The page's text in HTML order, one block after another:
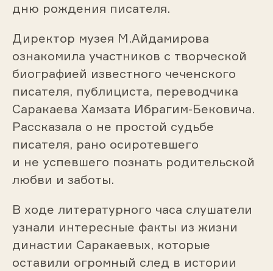
дню рождения писателя.
Директор музея М.Айдамирова
ознакомила участников с творческой
биографией известного чеченского
писателя, публициста, переводчика
Саракаева Хамзата Ибрагим-Бековича.
Рассказала о не простой судьбе
писателя, рано осиротевшего
и не успевшего познать родительской
любви и заботы.
В ходе литературного часа слушатели
узнали интересные факты из жизни
династии Саракаевых, которые
оставили огромный след в истории